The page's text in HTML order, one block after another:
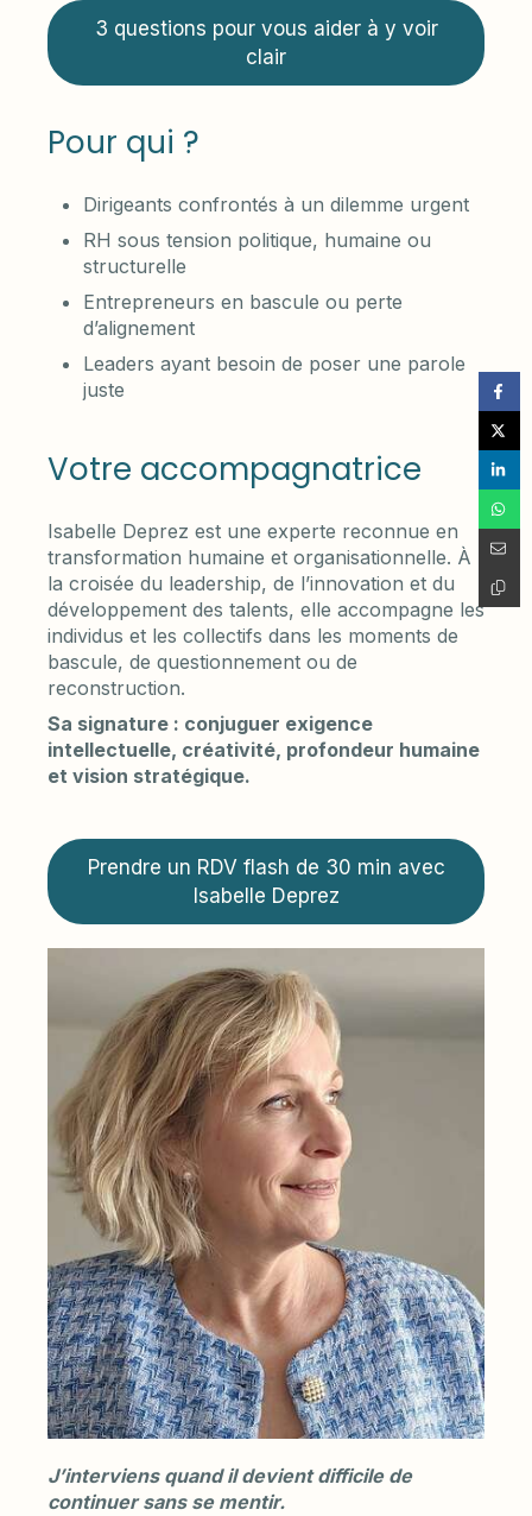
3 questions pour vous aider à y voir
clair
Pour qui ?
Dirigeants confrontés à un dilemme urgent
RH sous tension politique, humaine ou
structurelle
Entrepreneurs en bascule ou perte
d’alignement
Leaders ayant besoin de poser une parole
juste
Votre accompagnatrice
Isabelle Deprez est une experte reconnue en
transformation humaine et organisationnelle. À
la croisée du leadership, de l’innovation et du
développement des talents, elle accompagne les
individus et les collectifs dans les moments de
bascule, de questionnement ou de
reconstruction.
Sa signature : conjuguer exigence
intellectuelle, créativité, profondeur humaine
et vision stratégique.
Prendre un RDV flash de 30 min avec
Isabelle Deprez
J’interviens quand il devient difficile de
continuer sans se mentir.